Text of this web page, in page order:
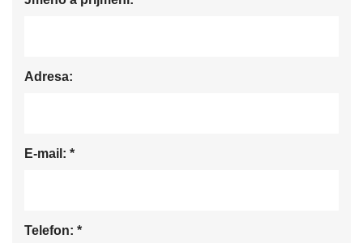
Adresa:
*
E-mail:
*
Telefon: